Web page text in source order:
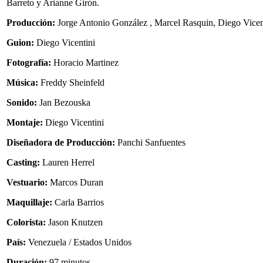
Barreto y Arianne Girón.
Producción: Jorge Antonio González , Marcel Rasquin, Diego
Guion: Diego Vicentini
Fotografía: Horacio Martinez
Música: Freddy Sheinfeld
Sonido: Jan Bezouska
Montaje: Diego Vicentini
Diseñadora de Producción: Panchi Sanfuentes
Casting: Lauren Herrel
Vestuario: Marcos Duran
Maquillaje: Carla Barrios
Colorista: Jason Knutzen
País: Venezuela / Estados Unidos